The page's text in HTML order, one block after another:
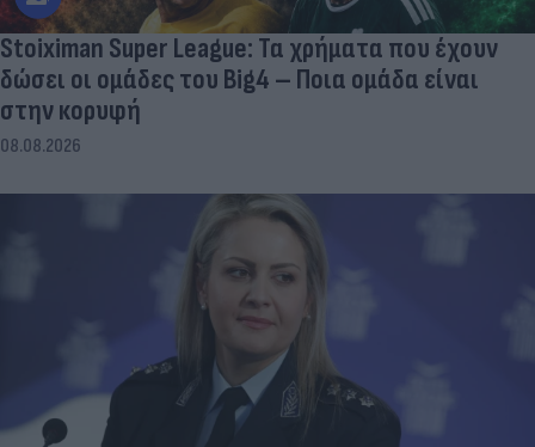
Stoiximan Super League: Τα χρήματα που έχουν
δώσει οι ομάδες του Big4 – Ποια ομάδα είναι
στην κορυφή
08.08.2026